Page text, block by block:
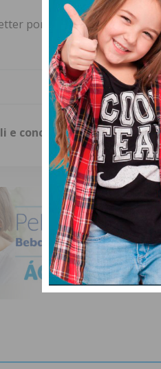
por e-mail e obtenha de
atualizada.
li e concordo com ostermos